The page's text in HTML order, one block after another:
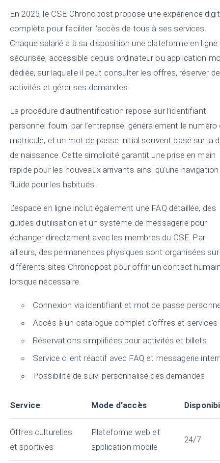
En 2025, le CSE Chronopost propose une expérience
complète pour faciliter l’accès de tous à ses services.
Chaque salarié a à sa disposition une plateforme en ligne
sécurisée, accessible depuis ordinateur ou application
dédiée, sur laquelle il peut consulter les offres, réserver
activités et gérer ses demandes.
La procédure d’authentification repose sur l’identifiant
personnel fourni par l’entreprise, généralement le numéro
matricule, et un mot de passe initial souvent basé sur la
de naissance. Cette simplicité garantit une prise en main
rapide pour les nouveaux arrivants ainsi qu’une navigation
fluide pour les habitués.
L’espace en ligne inclut également une FAQ détaillée, des
guides d’utilisation et un système de messagerie pour
échanger directement avec les membres du CSE. Par
ailleurs, des permanences physiques sont organisées
différents sites Chronopost pour offrir un contact
lorsque nécessaire.
Connexion via identifiant et mot de passe
Accès à un catalogue complet d’offres et services
Réservations simplifiées pour activités et billets
Service client réactif avec FAQ et messagerie
Possibilité de suivi personnalisé des demandes
Service Mode d’accès
Offres culturelles
et sportives
Plateforme web et
application mobile
24/7